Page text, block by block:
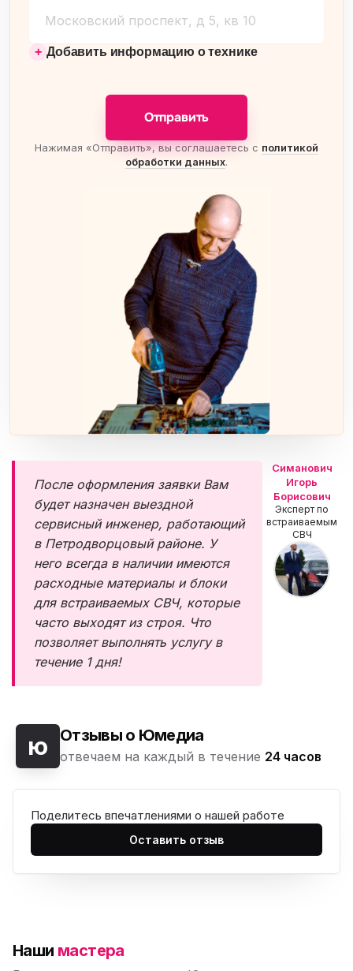
Добавить информацию о технике
Отправить
Нажимая «Отправить», вы соглашаетесь с политикой
обработки данных.
После оформления заявки Вам
будет назначен выездной
сервисный инженер, работающий
в Петродворцовый районе. У
него всегда в наличии имеются
расходные материалы и блоки
для встраиваемых СВЧ, которые
часто выходят из строя. Что
позволяет выполнять услугу в
течение 1 дня!
Симанович
Игорь
Борисович
Эксперт по
встраиваемым
СВЧ
ю Отзывы о Юмедиа
отвечаем на каждый в течение 24 часов
Поделитесь впечатлениями о нашей работе
Оставить отзыв
Наши мастера